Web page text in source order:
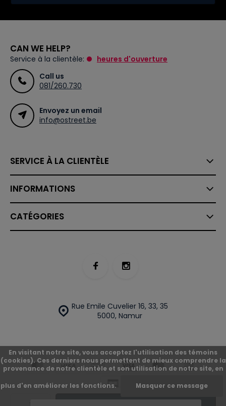
CAN WE HELP?
Service à la clientèle:
heures d'ouverture
Call us
081/260.730
Envoyez un email
info@ostreet.be
SERVICE À LA CLIENTÈLE
INFORMATIONS
CATÉGORIES
Rue Emile Cuvelier 16, 33, 35
5000, Namur
En visitant notre site, vous acceptez l'utilisation des témoins
(cookies). Ces derniers nous permettent de mieux comprendre la
provenance de notre clientèle et son utilisation de notre site, en
plus d'en améliorer les fonctions. Masquer ce message